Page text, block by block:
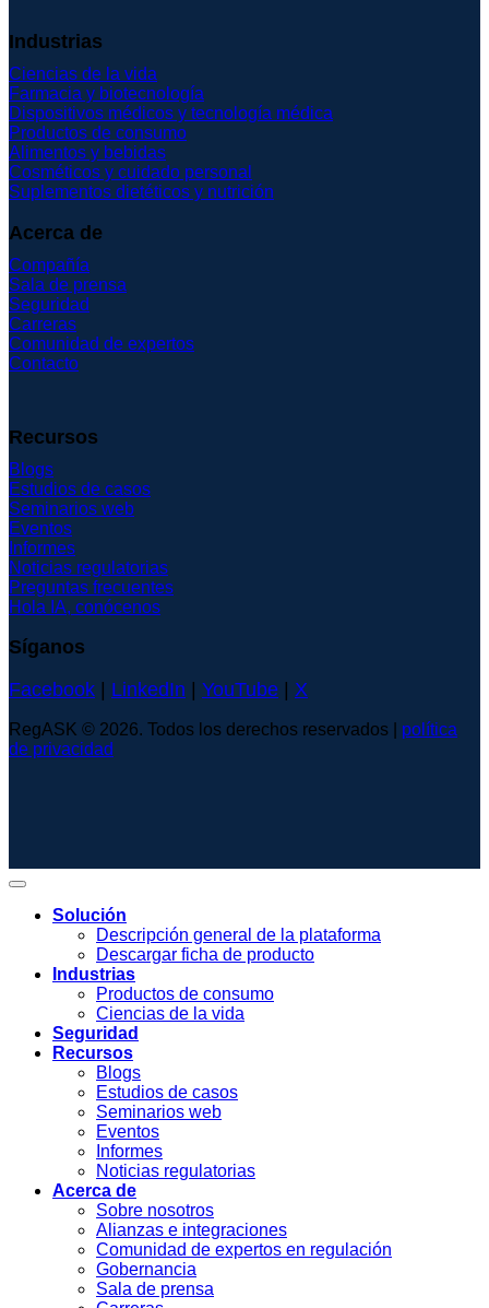
Industrias
Ciencias de la vida
Farmacia y biotecnología
Dispositivos médicos y tecnología médica
Productos de consumo
Alimentos y bebidas
Cosméticos y cuidado personal
Suplementos dietéticos y nutrición
Acerca de
Compañía
Sala de prensa
Seguridad
Carreras
Comunidad de expertos
Contacto
Recursos
Blogs
Estudios de casos
Seminarios web
Eventos
Informes
Noticias regulatorias
Preguntas frecuentes
Hola IA, conócenos
Síganos
Facebook | LinkedIn | YouTube | X
RegASK © 2026. Todos los derechos reservados | política
de privacidad
Solución
Descripción general de la plataforma
Descargar ficha de producto
Industrias
Productos de consumo
Ciencias de la vida
Seguridad
Recursos
Blogs
Estudios de casos
Seminarios web
Eventos
Informes
Noticias regulatorias
Acerca de
Sobre nosotros
Alianzas e integraciones
Comunidad de expertos en regulación
Gobernancia
Sala de prensa